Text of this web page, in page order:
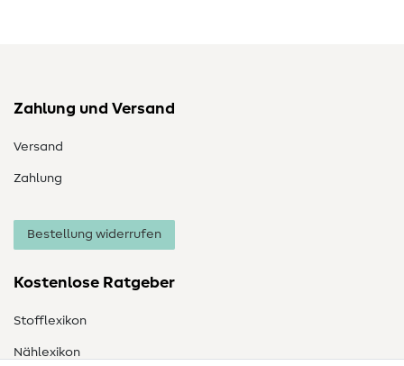
Zahlung und Versand
Versand
Zahlung
Bestellung widerrufen
Kostenlose Ratgeber
Stofflexikon
Nählexikon